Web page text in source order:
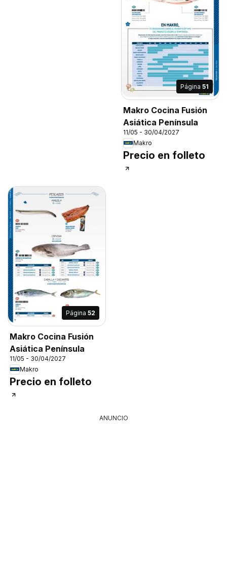
Página 51
Makro Cocina Fusión
Asiática Península
11/05 - 30/04/2027
Makro
Precio en folleto
Página 52
Makro Cocina Fusión
Asiática Península
11/05 - 30/04/2027
Makro
Precio en folleto
ANUNCIO